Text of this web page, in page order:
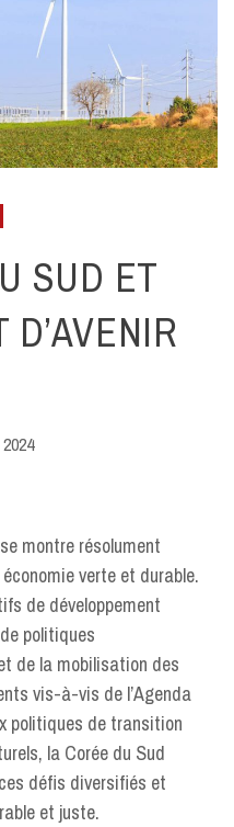
SUD ET
montre résolument
verte et durable.
de développement
politiques
de la mobilisation des
vis-à-vis de l’Agenda
politiques de transition
la Corée du Sud
défis diversifiés et
et juste.